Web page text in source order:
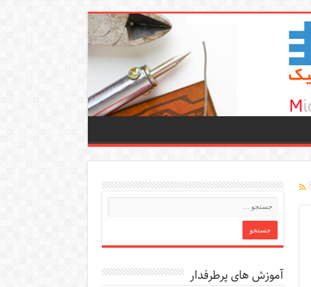
آموزش های پرطرفدار